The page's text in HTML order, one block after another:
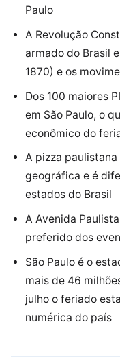
Paulo
A Revolução
armado do Brasil
1870) e os
Dos 100 maiores
em São Paulo, o
econômico do
A pizza
geográfica e é
estados do Brasil
A Avenida
preferido dos
São Paulo é o
mais de 46
julho o feriado
numérica do país